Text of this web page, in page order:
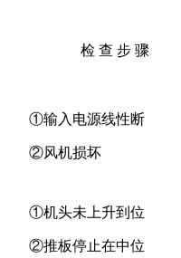
检 查 步 骤
①输入电源线性断
②风机损坏
①机头未上升到位
②推板停止在中位